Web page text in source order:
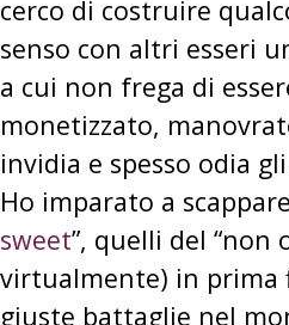
cerco di costruire
senso con altri esseri
a cui non frega di
monetizzato,
invidia e spesso odia
Ho imparato a
sweet”, quelli del “non
virtualmente) in prima
giuste battaglie nel